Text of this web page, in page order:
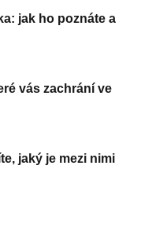
jak ho poznáte a
vás zachrání ve
jaký je mezi nimi